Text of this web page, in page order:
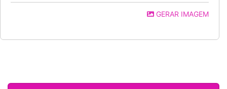
GERAR IMAGEM